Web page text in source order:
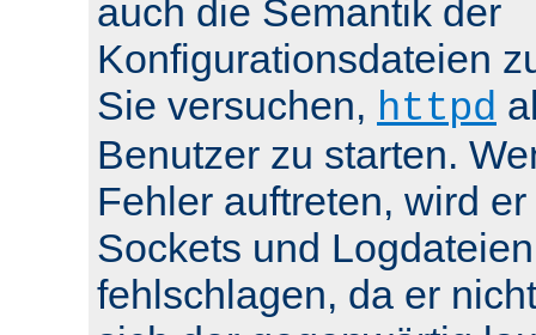
auch die Semantik der
Konfigurationsdateien
Sie versuchen, httpd
Benutzer zu starten.
Fehler auftreten, wird
Sockets und
fehlschlagen, da er